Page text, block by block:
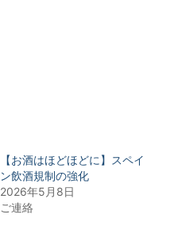
【お酒はほどほどに】スペイ
ン飲酒規制の強化
2026年5月8日
ご連絡